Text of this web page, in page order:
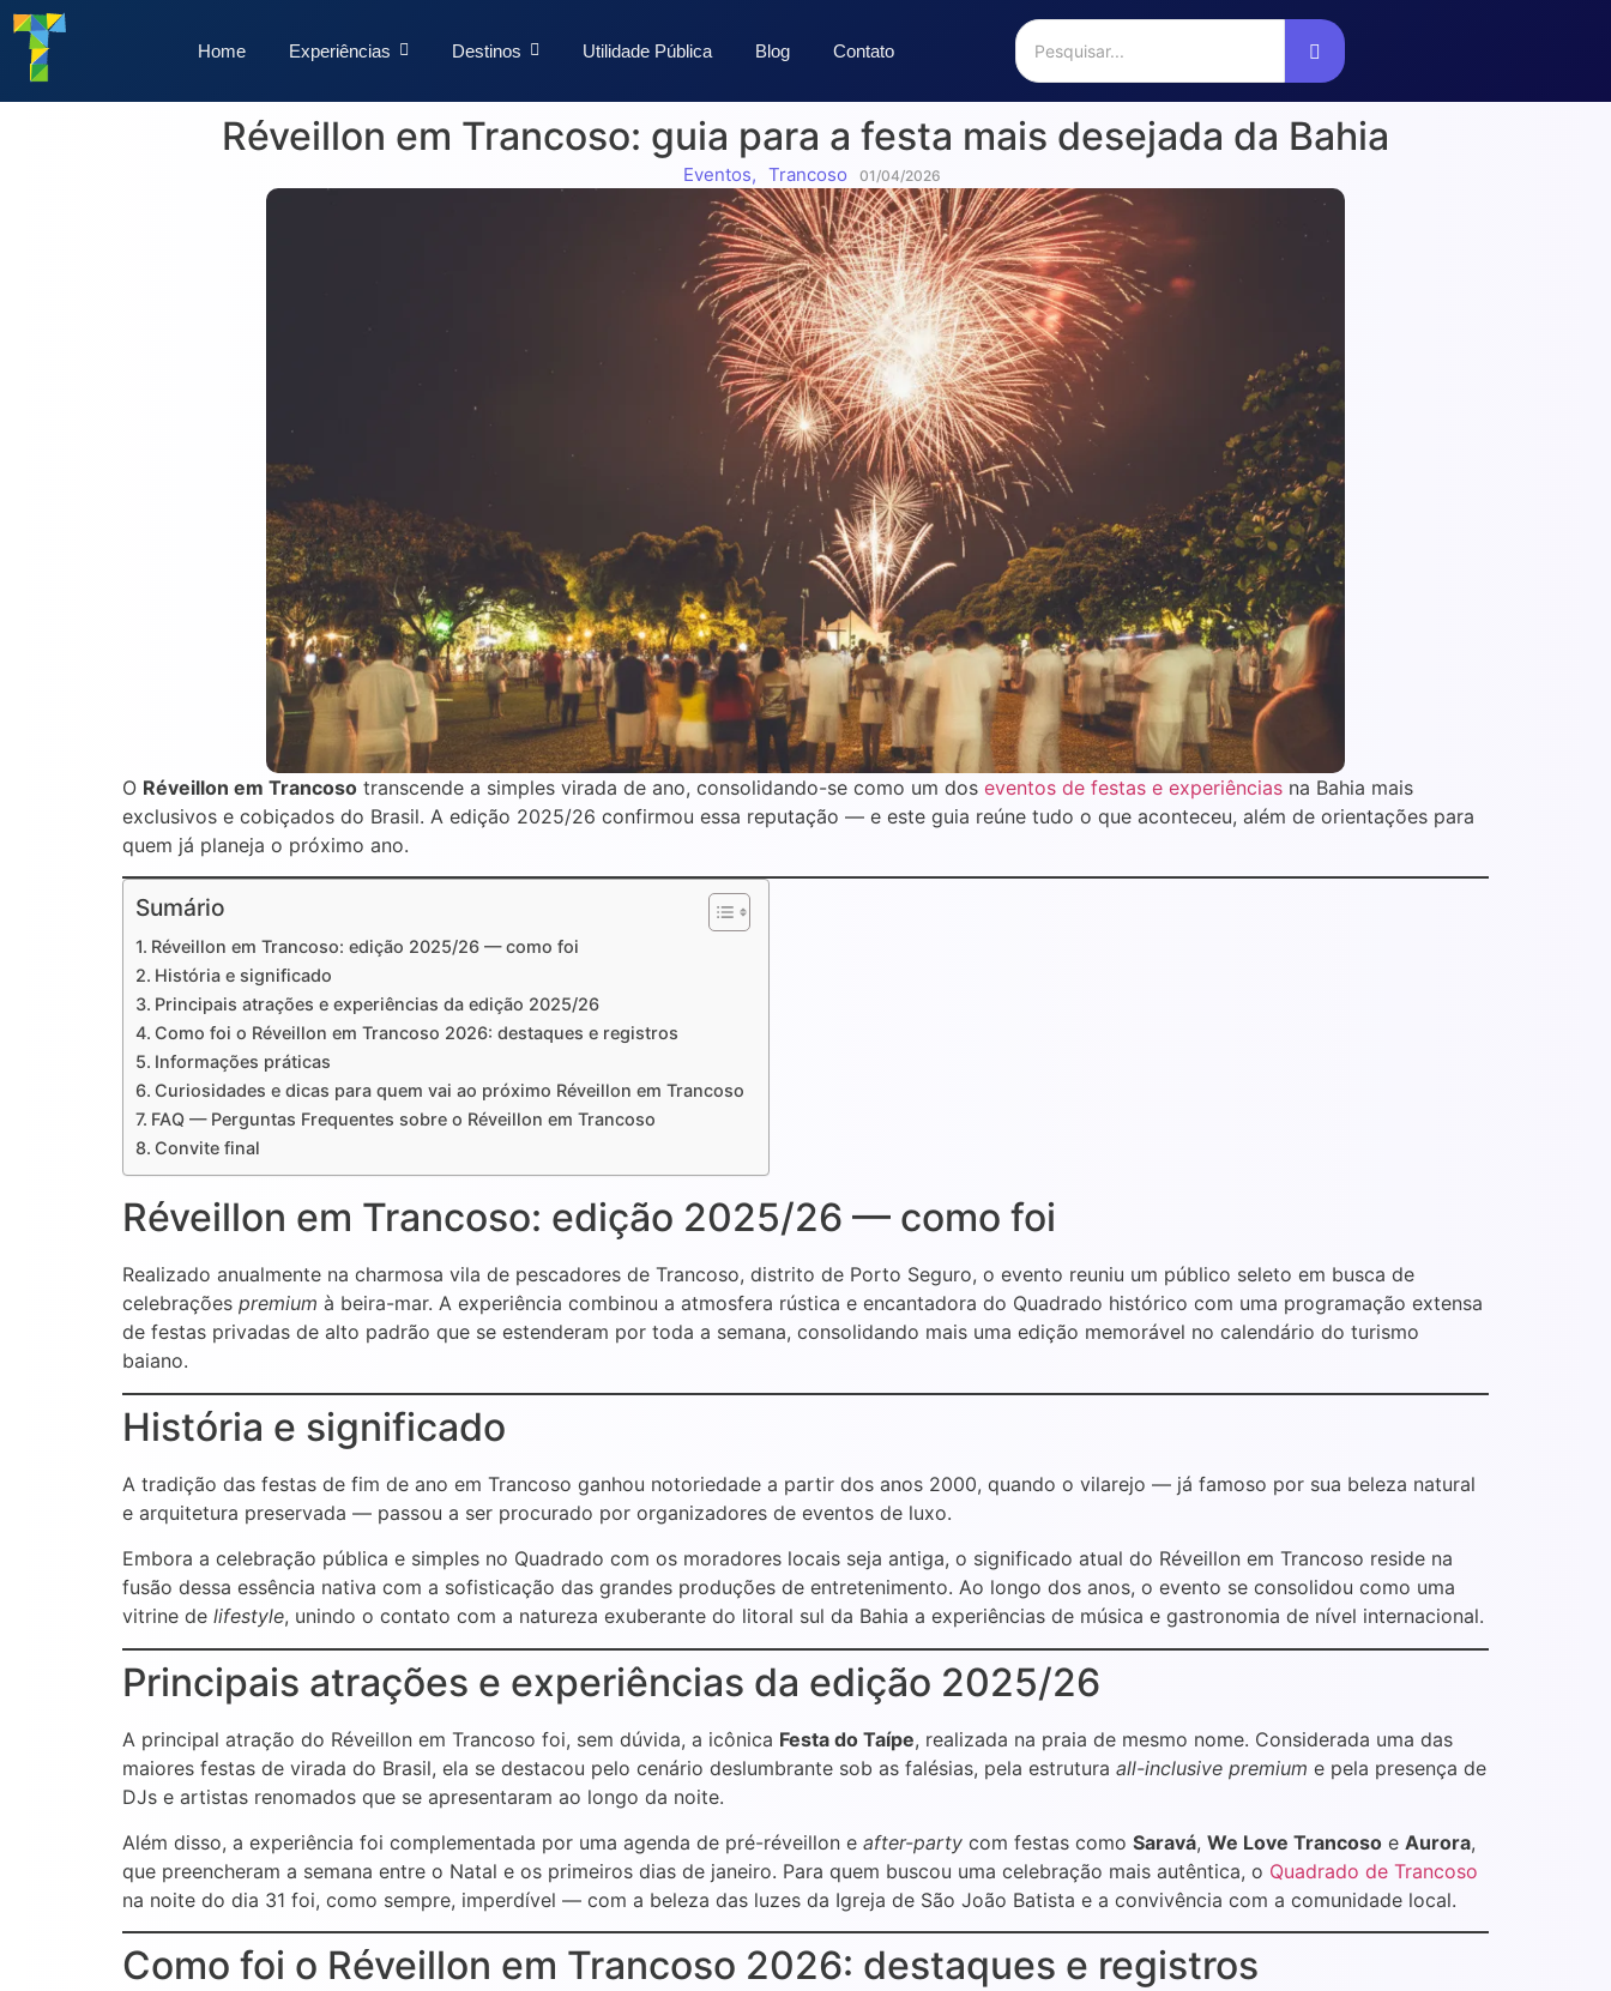
Home Experiências Destinos Utilidade Pública Blog Contato
Réveillon em Trancoso: guia para a festa mais desejada da Bahia
Eventos, Trancoso 01/04/2026
O Réveillon em Trancoso transcende a simples virada de ano, consolidando-se como um dos eventos de festas e experiências na Bahia mais
exclusivos e cobiçados do Brasil. A edição 2025/26 confirmou essa reputação — e este guia reúne tudo o que aconteceu, além de orientações para
quem já planeja o próximo ano.
Sumário
Réveillon em Trancoso: edição 2025/26 — como foi
História e significado
Principais atrações e experiências da edição 2025/26
Como foi o Réveillon em Trancoso 2026: destaques e registros
Informações práticas
Curiosidades e dicas para quem vai ao próximo Réveillon em Trancoso
FAQ — Perguntas Frequentes sobre o Réveillon em Trancoso
Convite final
Réveillon em Trancoso: edição 2025/26 — como foi
Realizado anualmente na charmosa vila de pescadores de Trancoso, distrito de Porto Seguro, o evento reuniu um público seleto em busca de
celebrações premium à beira-mar. A experiência combinou a atmosfera rústica e encantadora do Quadrado histórico com uma programação extensa
de festas privadas de alto padrão que se estenderam por toda a semana, consolidando mais uma edição memorável no calendário do turismo
baiano.
História e significado
A tradição das festas de fim de ano em Trancoso ganhou notoriedade a partir dos anos 2000, quando o vilarejo — já famoso por sua beleza natural
e arquitetura preservada — passou a ser procurado por organizadores de eventos de luxo.
Embora a celebração pública e simples no Quadrado com os moradores locais seja antiga, o significado atual do Réveillon em Trancoso reside na
fusão dessa essência nativa com a sofisticação das grandes produções de entretenimento. Ao longo dos anos, o evento se consolidou como uma
vitrine de lifestyle, unindo o contato com a natureza exuberante do litoral sul da Bahia a experiências de música e gastronomia de nível internacional.
Principais atrações e experiências da edição 2025/26
A principal atração do Réveillon em Trancoso foi, sem dúvida, a icônica Festa do Taípe, realizada na praia de mesmo nome. Considerada uma das
maiores festas de virada do Brasil, ela se destacou pelo cenário deslumbrante sob as falésias, pela estrutura all-inclusive premium e pela presença de
DJs e artistas renomados que se apresentaram ao longo da noite.
Além disso, a experiência foi complementada por uma agenda de pré-réveillon e after-party com festas como Saravá, We Love Trancoso e Aurora,
que preencheram a semana entre o Natal e os primeiros dias de janeiro. Para quem buscou uma celebração mais autêntica, o Quadrado de Trancoso
na noite do dia 31 foi, como sempre, imperdível — com a beleza das luzes da Igreja de São João Batista e a convivência com a comunidade local.
Como foi o Réveillon em Trancoso 2026: destaques e registros